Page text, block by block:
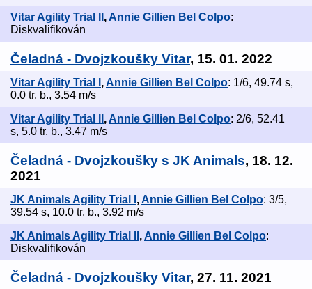
Vitar Agility Trial II , Annie Gillien Bel Colpo:
Diskvalifikován
Čeladná - Dvojzkoušky Vitar, 15. 01. 2022
Vitar Agility Trial I ,Annie Gillien Bel Colpo: 1/6, 49.74 s,
0.0 tr. b., 3.54 m/s
Vitar Agility Trial II , Annie Gillien Bel Colpo: 2/6, 52.41
s, 5.0 tr. b., 3.47 m/s
Čeladná - Dvojzkoušky s JK Animals, 18. 12.
2021
JK Animals Agility Trial I ,Annie Gillien Bel Colpo: 3/5,
39.54 s, 10.0 tr. b., 3.92 m/s
JK Animals Agility Trial II , Annie Gillien Bel Colpo:
Diskvalifikován
Čeladná - Dvojzkoušky Vitar, 27. 11. 2021